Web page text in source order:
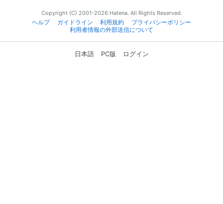
Copyright (C) 2001-2026 Hatena. All Rights Reserved.
ヘルプ
ガイドライン 利用規約
プライバシーポリシー
利用者情報の外部送信について
日本語 PC版 ログイン